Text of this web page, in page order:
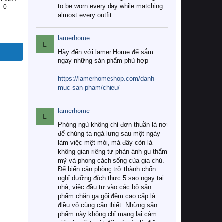
0
to be worn every day while matching
almost every outfit.
L
lamerhome
Hãy đến với lamer Home để sắm
ngay những sản phẩm phù hợp
https://lamerhomeshop.com/danh-
muc-san-pham/chieu/
L
lamerhome
Phòng ngủ không chỉ đơn thuần là nơi
để chúng ta ngả lưng sau một ngày
làm việc mệt mỏi, mà đây còn là
không gian riêng tư phản ánh gu thẩm
mỹ và phong cách sống của gia chủ.
Để biến căn phòng trở thành chốn
nghỉ dưỡng đích thực 5 sao ngay tại
nhà, việc đầu tư vào các bộ sản
phẩm chăn ga gối đệm cao cấp là
điều vô cùng cần thiết. Những sản
phẩm này không chỉ mang lại cảm